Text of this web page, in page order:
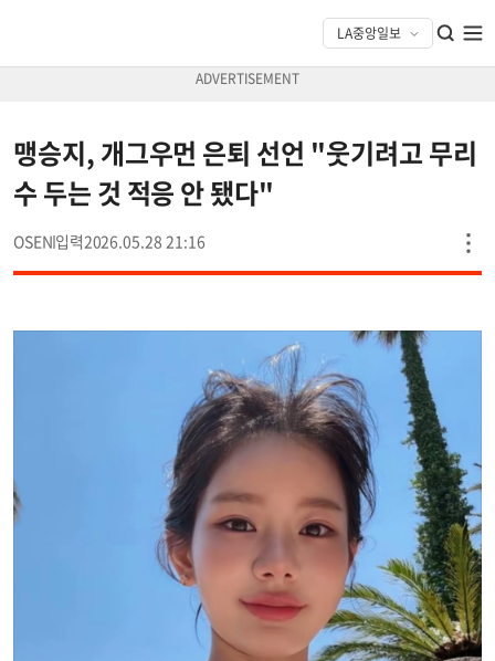
맹승지, 개그우먼 은퇴 선언 "웃기려고 무리
수 두는 것 적응 안 됐다"
OSEN 2026.05.28 21:16